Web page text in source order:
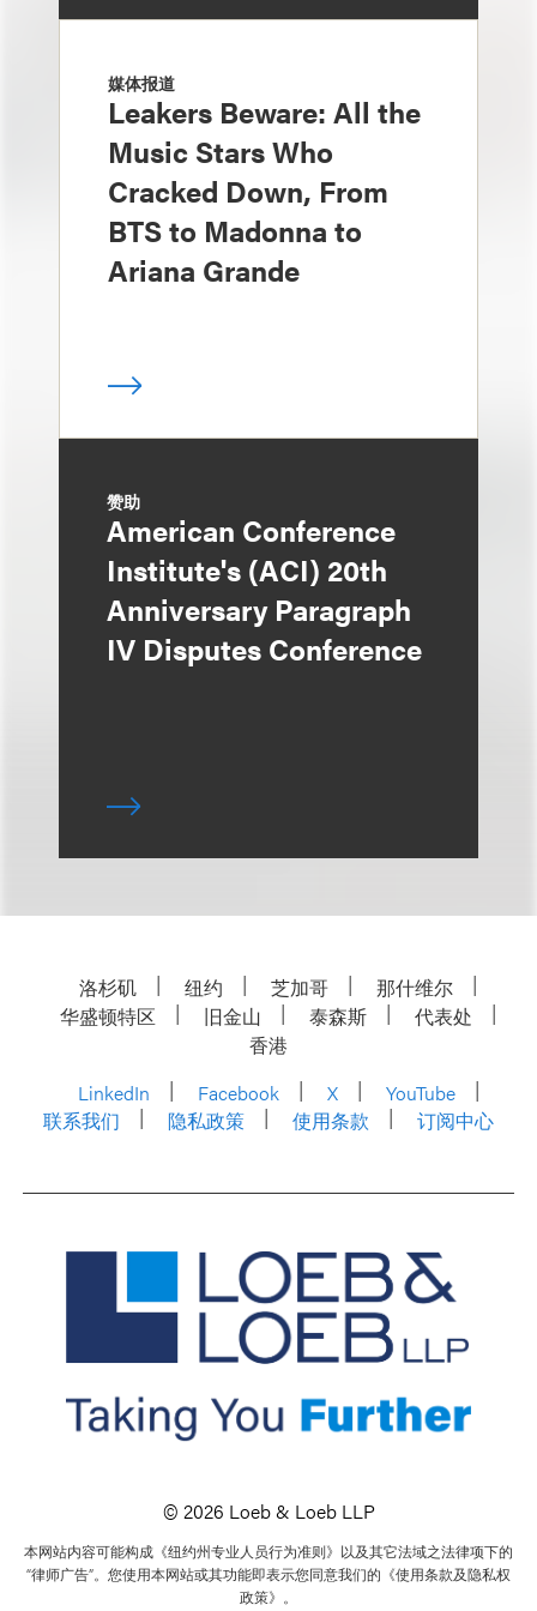
媒体报道
Leakers Beware: All the
Music Stars Who
Cracked Down, From
BTS to Madonna to
Ariana Grande
赞助
American Conference
Institute's (ACI) 20th
Anniversary Paragraph
IV Disputes Conference
洛杉矶 纽约 芝加哥
那什维尔
华盛顿特区
旧金山 泰森斯
代表处
香港
LinkedIn
Facebook X
YouTube
联系我们
隐私政策 使用条款 订阅中心
© 2026 Loeb & Loeb LLP
本网站内容可能构成《纽约州专业人员行为准则》以及其它法域之法律项下的
“律师广告”。您使用本网站或其功能即表示您同意我们的《使用条款及隐私权
政策》。